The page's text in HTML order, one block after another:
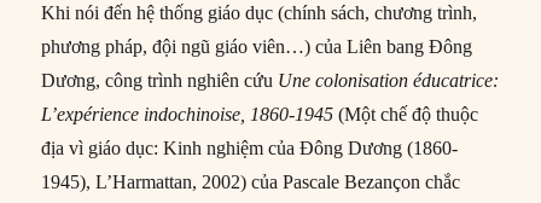
Khi nói đến hệ thống giáo dục (chính sách, chương trình,
phương pháp, đội ngũ giáo viên…) của Liên bang Đông
Dương, công trình nghiên cứu Une colonisation éducatrice:
L’expérience indochinoise, 1860-1945 (Một chế độ thuộc
địa vì giáo dục: Kinh nghiệm của Đông Dương (1860-
1945), L’Harmattan, 2002) của Pascale Bezançon chắc